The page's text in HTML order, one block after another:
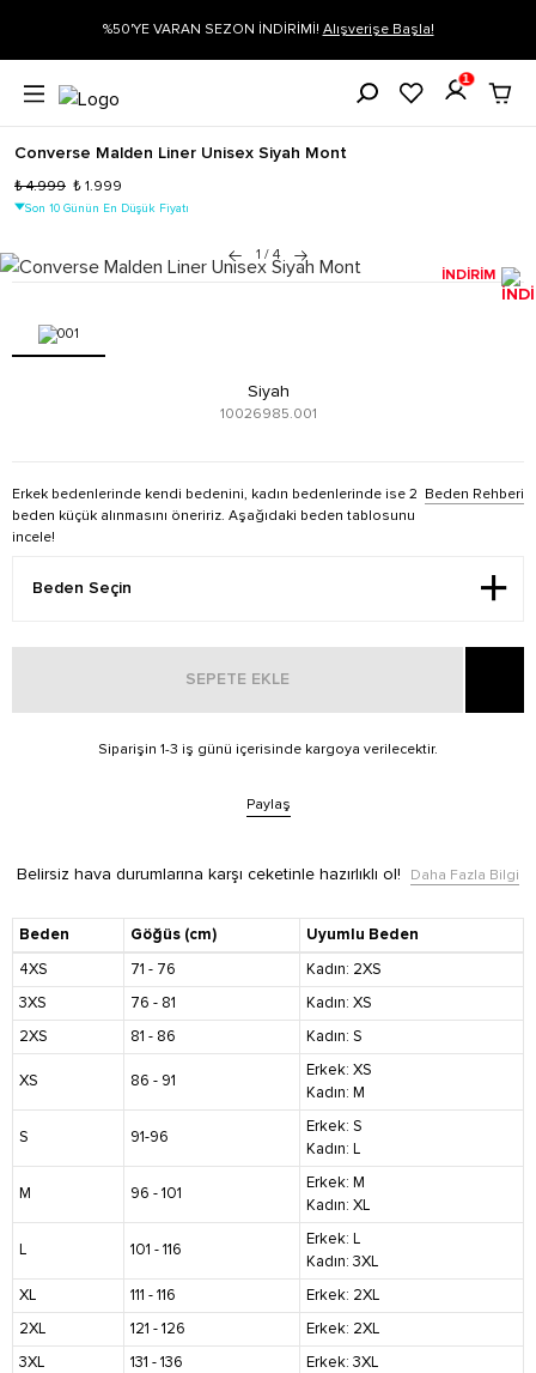
%50'YE VARAN SEZON İNDİRİMİ! Alışverişe Başla!
1
Converse Malden Liner Unisex Siyah Mont
₺ 4.999 ₺ 1.999
Son 10 Günün En Düşük Fiyatı
1 / 4
İNDİRİM
Siyah
10026985.001
Erkek bedenlerinde kendi bedenini, kadın bedenlerinde ise 2
beden küçük alınmasını öneririz. Aşağıdaki beden tablosunu
incele!
Beden Rehberi
SEPETE EKLE
Siparişin 1-3 iş günü içerisinde kargoya verilecektir.
Paylaş
Belirsiz hava durumlarına karşı ceketinle hazırlıklı ol! Daha Fazla Bilgi
Beden Göğüs (cm)
Uyumlu Beden
4XS
71 - 76
Kadın: 2XS
3XS
76 - 81
Kadın: XS
2XS
81 - 86 Kadın: S
XS 86 - 91
Erkek: XS
Kadın: M
S 91-96
Erkek: S
Kadın: L
M 96 - 101
Erkek: M
Kadın: XL
L 101 - 116
Erkek: L
Kadın: 3XL
XL
111 - 116
Erkek: 2XL
2XL
121 - 126
Erkek: 2XL
3XL
131 - 136 Erkek: 3XL